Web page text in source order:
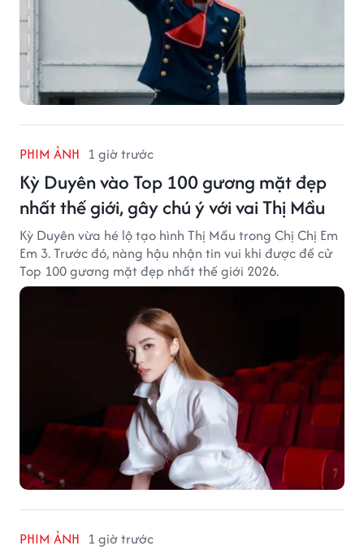
PHIM ẢNH 1 giờ trước
Kỳ Duyên vào Top 100 gương mặt đẹp
nhất thế giới, gây chú ý với vai Thị Mầu
Kỳ Duyên vừa hé lộ tạo hình Thị Mầu trong Chị Chị Em
Em 3. Trước đó, nàng hậu nhận tin vui khi được đề cử
Top 100 gương mặt đẹp nhất thế giới 2026.
PHIM ẢNH 1 giờ trước